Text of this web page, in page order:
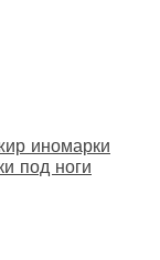
иномарки
под ноги